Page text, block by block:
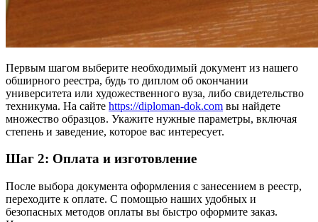
Первым шагом выберите необходимый документ из нашего
обширного реестра, будь то диплом об окончании
университета или художественного вуза, либо свидетельство
техникума. На сайте https://diploman-dok.com вы найдете
множество образцов. Укажите нужные параметры, включая
степень и заведение, которое вас интересует.
Шаг 2: Оплата и изготовление
После выбора документа оформления с занесением в реестр,
переходите к оплате. С помощью наших удобных и
безопасных методов оплаты вы быстро оформите заказ.